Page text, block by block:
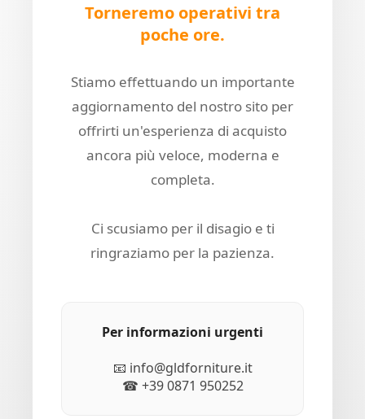
Torneremo operativi tra
poche ore.
Stiamo effettuando un importante
aggiornamento del nostro sito per
offrirti un'esperienza di acquisto
ancora più veloce, moderna e
completa.
Ci scusiamo per il disagio e ti
ringraziamo per la pazienza.
Per informazioni urgenti
📧 info@gldforniture.it
☎ +39 0871 950252